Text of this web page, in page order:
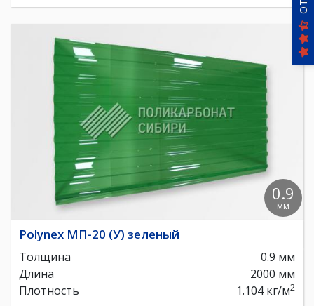
0.9
мм
Polynex МП-20 (У) зеленый
Толщина
0.9 мм
Длина
2000 мм
Плотность
1.104 кг/м2